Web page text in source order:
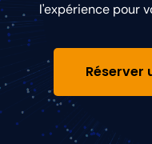
l'expérience pour
Réserver